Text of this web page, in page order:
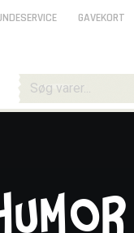
GAVEKORT